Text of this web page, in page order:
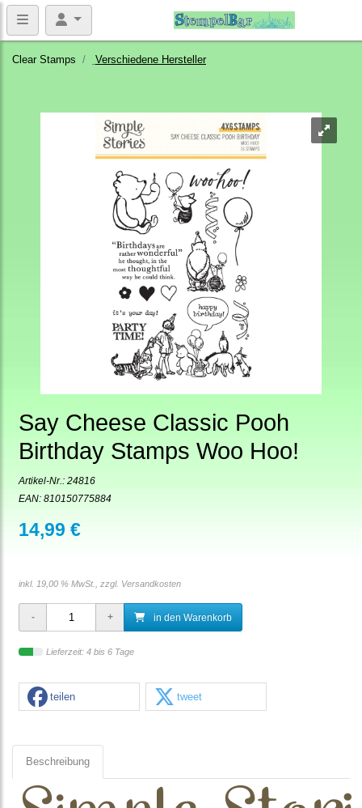
Clear Stamps Verschiedene Hersteller
Say Cheese Classic Pooh
Birthday Stamps Woo Hoo!
Artikel-Nr.: 24816
EAN: 810150775884
14,99 €
inkl. 19,00 % MwSt., zzgl. Versandkosten
in den Warenkorb
Lieferzeit: 4 bis 6 Tage
teilen tweet
Beschreibung